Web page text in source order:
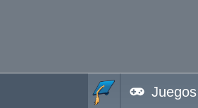
Juegos